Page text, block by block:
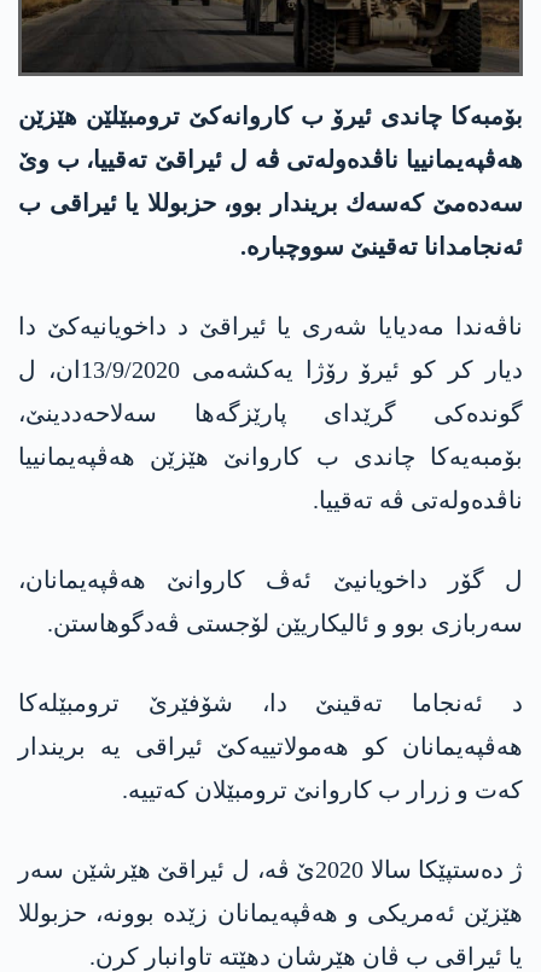
بۆمبه‌كا چاندی ئیرۆ ب كاروانه‌كێ ترومبێلێن هێزێن
هه‌ڤپه‌یمانییا ناڤده‌وله‌تی ڤه‌ ل ئیراقێ ته‌قییا، ب وێ
سه‌ده‌مێ كه‌سه‌ك بریندار بوو، حزبوللا یا ئیراقی ب
ئه‌نجامدانا ته‌قینێ سووچباره‌.
ناڤەندا مەدیایا شەری یا ئیراقێ د داخویانیەکێ دا
دیار كر كو ئیرۆ رۆژا یه‌كشه‌می 13/9/2020ان، ل
گوندەکی گرێدای پارێزگەھا سه‌لاحه‌ددینێ،
بۆمبەیەکا چاندی ب کاروانێ ھێزێن ھەڤپەیمانییا
ناڤده‌وله‌تی ڤه‌ ته‌قییا.
ل گۆر داخویانیێ ئەڤ کاروانێ هه‌ڤپه‌یمانان،
سه‌ربازی بوو و ئالیكاریێن لۆجستی ڤه‌دگوهاستن.
د ئه‌نجاما ته‌قینێ دا، شۆفێرێ ترومبێله‌كا
هه‌ڤپه‌یمانان كو هه‌مولاتییه‌كێ ئیراقی یه‌ بریندار
كه‌ت و زرار ب كاروانێ ترومبێلان كه‌تییه‌.
ژ دەستپێکا سالا 2020ێ ڤە، ل ئیراقێ هێرشێن سەر
ھێزێن ئەمریکی و ھەڤپەیمانان زێدە بوونە، حزبوللا
یا ئیراقی ب ڤان هێرشان دهێته‌ تاوانبار كرن.